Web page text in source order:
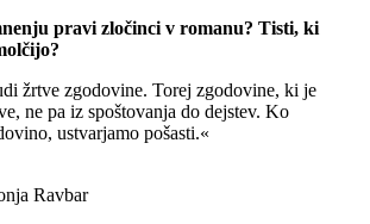
pravi zločinci v romanu? Tisti, ki
žrtve zgodovine. Torej zgodovine, ki je
ne pa iz spoštovanja do dejstev. Ko
ustvarjamo pošasti.«
Ravbar